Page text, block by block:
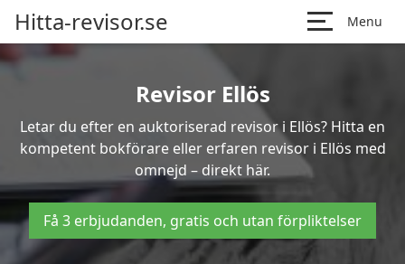
Hitta-revisor.se Menu
Revisor Ellös
Letar du efter en auktoriserad revisor i Ellös? Hitta en
kompetent bokförare eller erfaren revisor i Ellös med
omnejd – direkt här.
Få 3 erbjudanden, gratis och utan förpliktelser